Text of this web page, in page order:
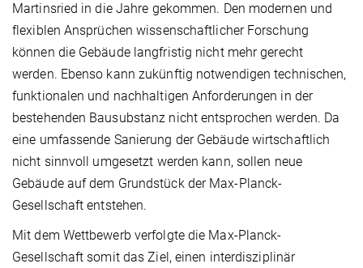
Martinsried in die Jahre gekommen. Den modernen und
flexiblen Ansprüchen wissenschaftlicher Forschung
können die Gebäude langfristig nicht mehr gerecht
werden. Ebenso kann zukünftig notwendigen technischen,
funktionalen und nachhaltigen Anforderungen in der
bestehenden Bausubstanz nicht entsprochen werden. Da
eine umfassende Sanierung der Gebäude wirtschaftlich
nicht sinnvoll umgesetzt werden kann, sollen neue
Gebäude auf dem Grundstück der Max-Planck-
Gesellschaft entstehen.
Mit dem Wettbewerb verfolgte die Max-Planck-
Gesellschaft somit das Ziel, einen interdisziplinär